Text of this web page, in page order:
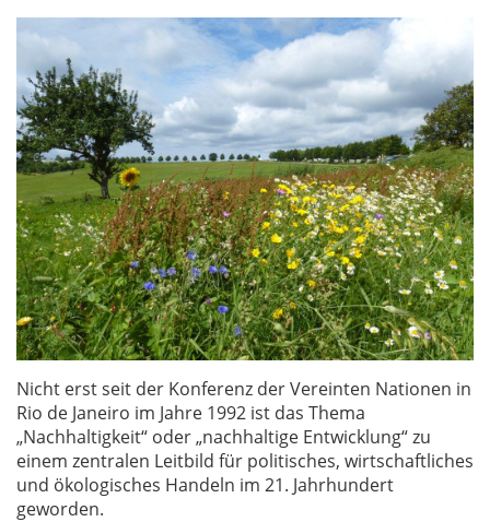
Nicht erst seit der Konferenz der Vereinten Nationen in
Rio de Janeiro im Jahre 1992 ist das Thema
„Nachhaltigkeit“ oder „nachhaltige Entwicklung“ zu
einem zentralen Leitbild für politisches, wirtschaftliches
und ökologisches Handeln im 21. Jahrhundert
geworden.